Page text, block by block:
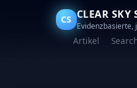
CS CLEAR SKY
Artikel